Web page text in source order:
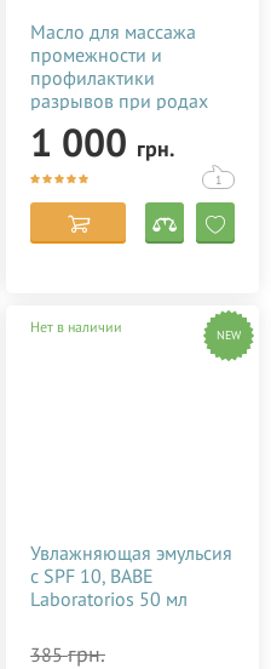
Масло для массажа
промежности и
профилактики
разрывов при родах
Baby Teva Peri Oil 100
мл
1 000 грн.
1
Нет в наличии NEW
Увлажняющая эмульсия
c SPF 10, BABE
Laboratorios 50 мл
385грн.